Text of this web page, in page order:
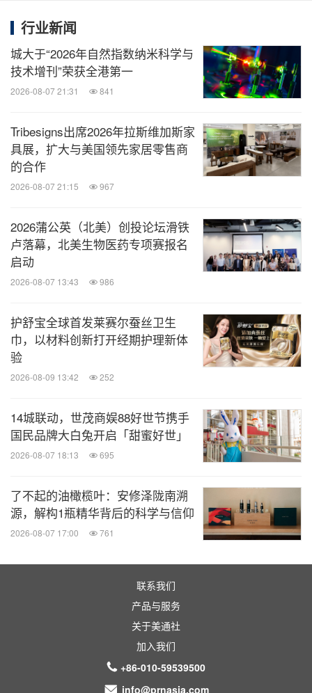
行业新闻
城大于“2026年自然指数纳米科学与
技术增刊”荣获全港第一
2026-08-07 21:31 841
Tribesigns出席2026年拉斯维加斯家
具展，扩大与美国领先家居零售商
的合作
2026-08-07 21:15 967
2026蒲公英（北美）创投论坛滑铁
卢落幕，北美生物医药专项赛报名
启动
2026-08-07 13:43 986
护舒宝全球首发莱赛尔蚕丝卫生
巾，以材料创新打开经期护理新体
验
2026-08-09 13:42 252
14城联动，世茂商娱88好世节携手
国民品牌大白兔开启「甜蜜好世」
2026-08-07 18:13 695
了不起的油橄榄叶：安修泽陇南溯
源，解构1瓶精华背后的科学与信仰
2026-08-07 17:00 761
联系我们
产品与服务
关于美通社
加入我们
+86-010-59539500
info@prnasia.com